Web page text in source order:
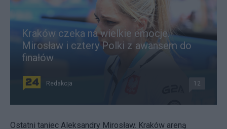
Kraków czeka na wielkie emocje.
Mirosław i cztery Polki z awansem do
finałów
Redakcja 12
Ostatni taniec Aleksandry Mirosław. Kraków areną